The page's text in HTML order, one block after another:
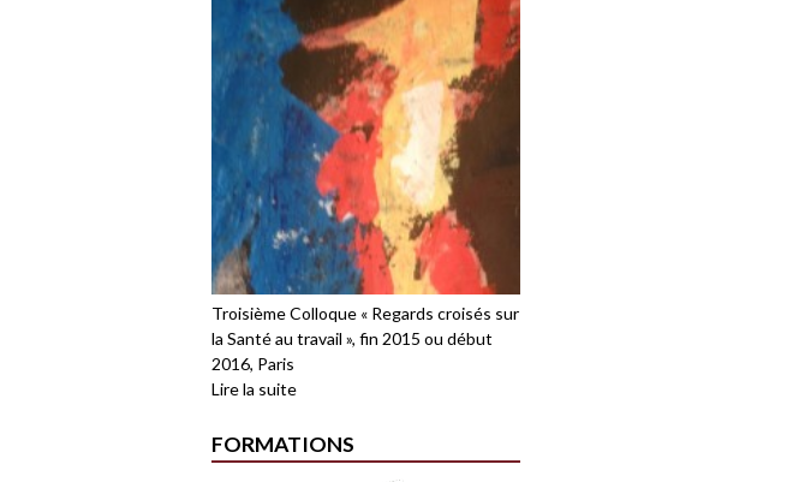
Troisième Colloque « Regards croisés sur
la Santé au travail », fin 2015 ou début
2016, Paris
Lire la suite
FORMATIONS